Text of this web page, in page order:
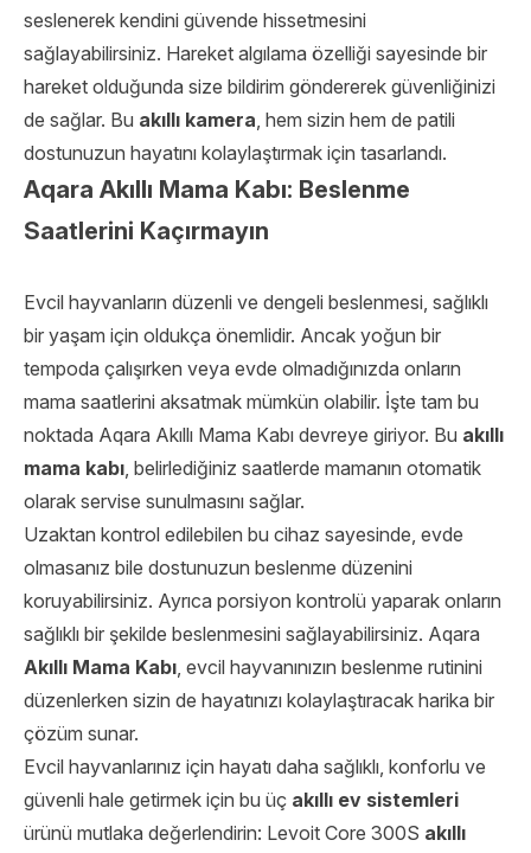
seslenerek kendini güvende hissetmesini
sağlayabilirsiniz. Hareket algılama özelliği sayesinde bir
hareket olduğunda size bildirim göndererek güvenliğinizi
de sağlar. Bu akıllı kamera, hem sizin hem de patili
dostunuzun hayatını kolaylaştırmak için tasarlandı.
Aqara Akıllı Mama Kabı: Beslenme
Saatlerini Kaçırmayın
Evcil hayvanların düzenli ve dengeli beslenmesi, sağlıklı
bir yaşam için oldukça önemlidir. Ancak yoğun bir
tempoda çalışırken veya evde olmadığınızda onların
mama saatlerini aksatmak mümkün olabilir. İşte tam bu
noktada Aqara Akıllı Mama Kabı devreye giriyor. Bu akıllı
mama kabı, belirlediğiniz saatlerde mamanın otomatik
olarak servise sunulmasını sağlar.
Uzaktan kontrol edilebilen bu cihaz sayesinde, evde
olmasanız bile dostunuzun beslenme düzenini
koruyabilirsiniz. Ayrıca porsiyon kontrolü yaparak onların
sağlıklı bir şekilde beslenmesini sağlayabilirsiniz. Aqara
Akıllı Mama Kabı, evcil hayvanınızın beslenme rutinini
düzenlerken sizin de hayatınızı kolaylaştıracak harika bir
çözüm sunar.
Evcil hayvanlarınız için hayatı daha sağlıklı, konforlu ve
güvenli hale getirmek için bu üç akıllı ev sistemleri
ürünü mutlaka değerlendirin: Levoit Core 300S akıllı